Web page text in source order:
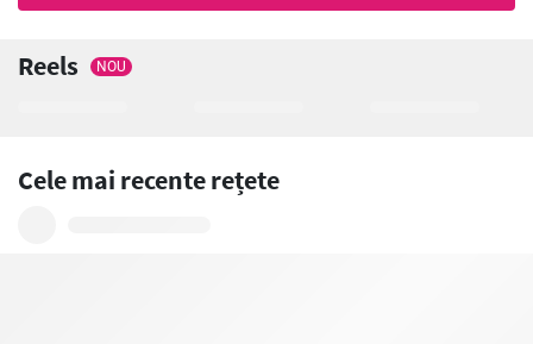
Reels NOU
Cele mai recente rețete